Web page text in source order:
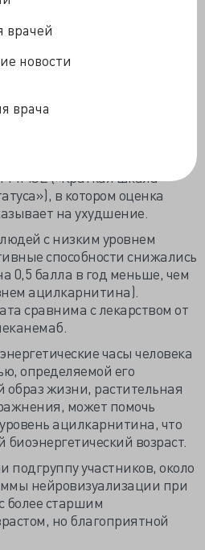
врачей
новости
врача
обмен веществ у
фактическим возрастом.
возраст связан с
ацилкарнитина,
изменений при
мозга.
используя
MMSE («Краткая шкала
в котором оценка
на ухудшение.
с низким уровнем
способности снижались
0,5 балла в год меньше, чем
ацилкарнитина).
сравнима с лекарством от
часы человека
определяемой его
образ жизни, растительная
может помочь
ацилкарнитина, что
возраст.
участников, около
нейровизуализации при
более старшим
но благоприятной